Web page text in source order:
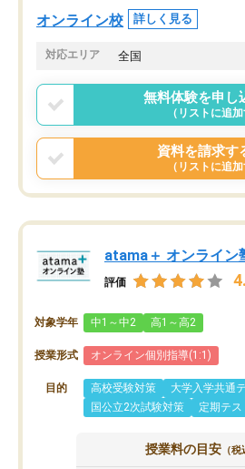
オンライン校 詳しく見る
対応エリア 全国
無料体験を申し
（リストに追加
資料を請求す
（リストに追加
atama＋ オンライン
評価
対象学年 中1～中2 高1～高2
授業形式 オンライン個別指導(1:1)
目的 高校受験対策
大学入学共通
国公立2次試験対策
定期テ
授業料の目安 （税